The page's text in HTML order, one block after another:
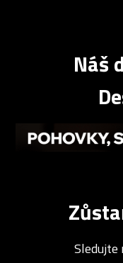
Náš
Sledujte